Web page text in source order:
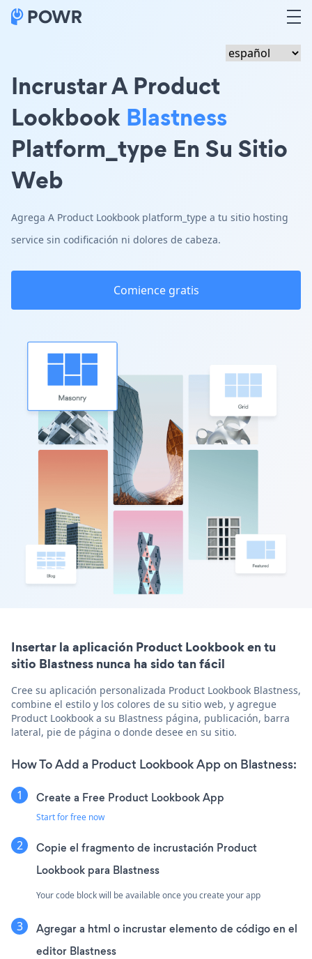
Incrustar A Product
Lookbook Blastness
Platform_type En Su Sitio
Web
Agrega A Product Lookbook platform_type a tu sitio hosting
service sin codificación ni dolores de cabeza.
Comience gratis
Insertar la aplicación Product Lookbook en tu
sitio Blastness nunca ha sido tan fácil
Cree su aplicación personalizada Product Lookbook Blastness,
combine el estilo y los colores de su sitio web, y agregue
Product Lookbook a su Blastness página, publicación, barra
lateral, pie de página o donde desee en su sitio.
How To Add a Product Lookbook App on Blastness:
Create a Free Product Lookbook App
Start for free now
Copie el fragmento de incrustación Product
Lookbook para Blastness
Your code block will be available once you create your app
Agregar a html o incrustar elemento de código en el
editor Blastness